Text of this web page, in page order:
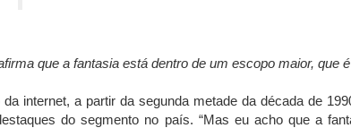
que a fantasia está dentro de um escopo maior, que
da internet, a partir da segunda metade da década de
do segmento no país. “Mas eu acho que a